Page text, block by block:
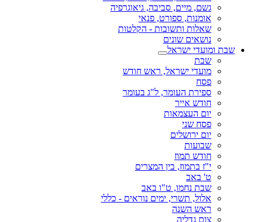
גשם, מיים, סביבה, גיאוגרפיה
אומנות, ספורט, פנאי
שאלות ותשובות - הקלטות
נושאים שונים
שבת ומועדי ישראל
שבת
מועדי ישראל, ראש חודש
פסח
ספירת העומר, ל"ג בעומר
חודש אייר
יום העצמאות
פסח שני
יום ירושלים
שבועות
חודש תמוז
י"ז בתמוז, בין המצרים
ט' באב
שבת נחמו, ט"ו באב
אלול, תשרי, ימים נוראים - כללי
ראש השנה
צום גדליה